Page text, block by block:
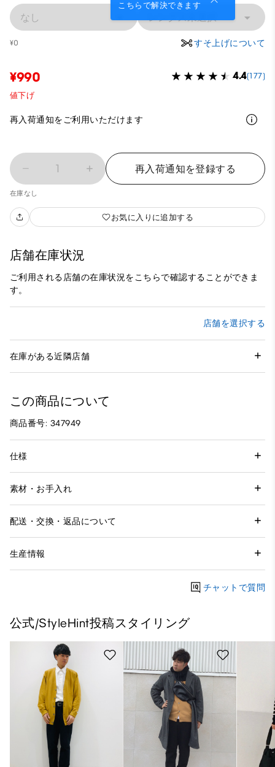
こちらで解決できます
なし レングス未選択
¥0 すそ上げについて
¥990 4.4(177)
値下げ
再入荷通知をご利用いただけます
1 再入荷通知を登録する
在庫なし
お気に入りに追加する
店舗在庫状況
ご利用される店舗の在庫状況をこちらで確認することができま
す。
店舗を選択する
在庫がある近隣店舗
この商品について
商品番号: 347949
仕様
素材・お手入れ
配送・交換・返品について
生産情報
チャットで質問
公式/StyleHint投稿スタイリング